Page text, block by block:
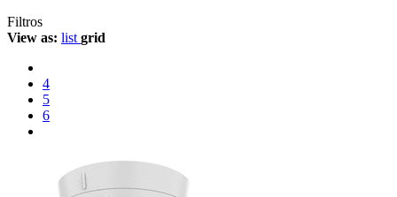
Filtros
View as: list grid
4
5
6